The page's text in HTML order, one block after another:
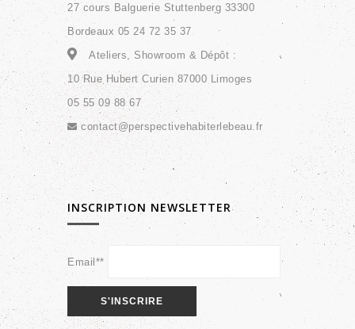
27 cours Balguerie Stuttenberg 33300
Bordeaux 05 24 72 35 37
Ateliers, Showroom & Dépôt :
10 Rue Hubert Curien 87000 Limoges
05 55 09 88 67
contact@perspectivehabiterlebeau.fr
INSCRIPTION NEWSLETTER
Email**